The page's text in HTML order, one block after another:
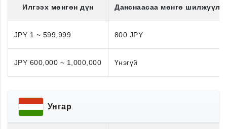
Илгээх мөнгөн дүн Данснаасаа мөнгө
JPY 1 ~ 599,999 800 JPY
JPY 600,000 ~ 1,000,000 Үнэгүй
Унгар